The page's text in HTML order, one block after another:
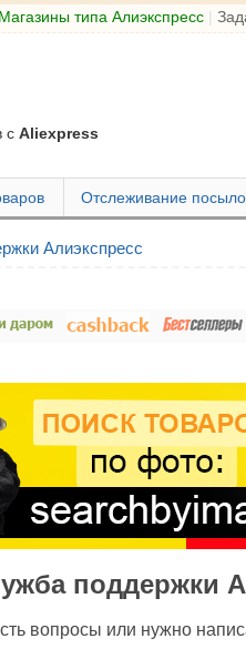
Магазины типа Алиэкспресс |
с Aliexpress
Отслеживание
Алиэкспресс
поддержки
вопросы или нужно